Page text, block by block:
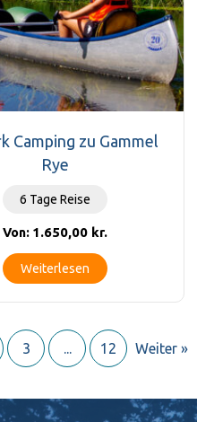
Camping zu Gammel
Rye
6 Tage Reise
Von: 1.650,00 kr.
Weiterlesen
3 ... 12 Weiter »